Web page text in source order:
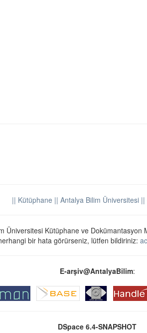
|| Kütüphane || Antalya Bilim Üniversitesi ||
Üniversitesi Kütüphane ve Dokümantasyon
bir hata görürseniz, lütfen bildiriniz:
E-arşiv@AntalyaBilim:
DSpace 6.4-SNAPSHOT